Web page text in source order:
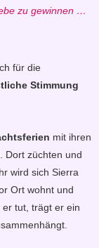
zu gewinnen …
für die
Stimmung
mit ihren
Dort züchten und
wird sich Sierra
Ort wohnt und
tut, trägt er ein